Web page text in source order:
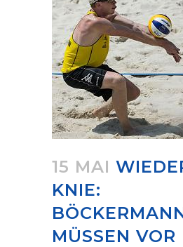
15 MAI
KNIE:
MÜSSEN VOR